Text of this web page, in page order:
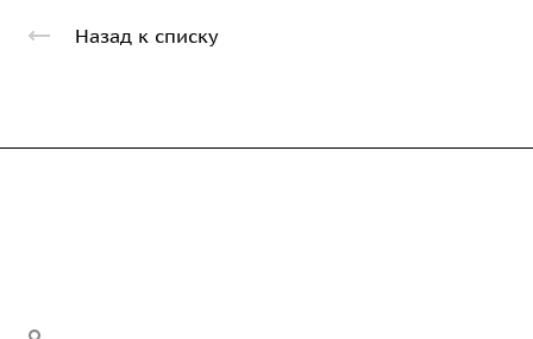
Назад к списку
Барьерные дорожные ограждения